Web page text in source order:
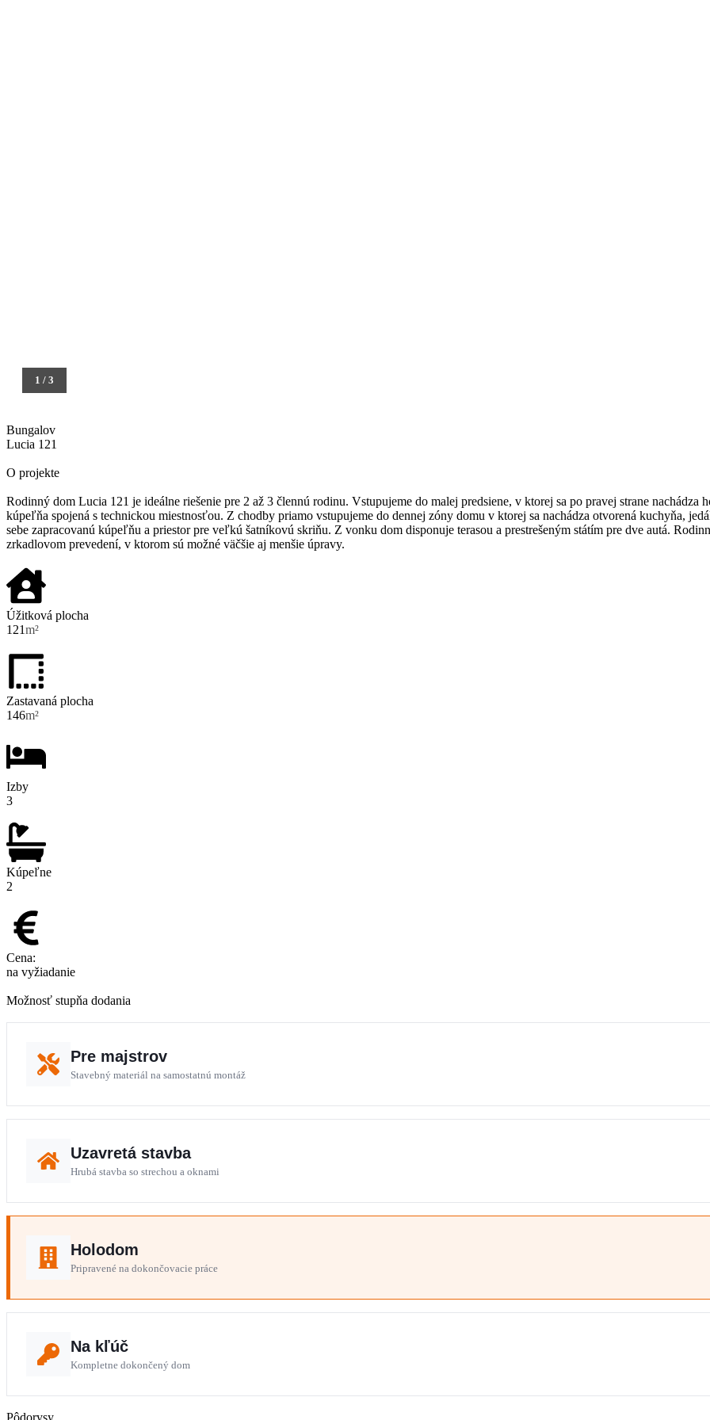
1 / 3
Bungalov
Lucia 121
O projekte
Rodinný dom Lucia 121 je ideálne riešenie pre 2 až 3 člennú rodinu. Vstupujeme do malej predsiene, v ktorej sa po pravej strane nachádza
kúpeľňa spojená s technickou miestnosťou. Z chodby priamo vstupujeme do dennej zóny domu v ktorej sa nachádza otvorená kuchyňa,
sebe zapracovanú kúpeľňu a priestor pre veľkú šatníkovú skriňu. Z vonku dom disponuje terasou a prestrešeným státím pre dve autá.
zrkadlovom prevedení, v ktorom sú možné väčšie aj menšie úpravy.
Úžitková plocha
121m²
Zastavaná plocha
146m²
Izby
3
Kúpeľne
2
Cena:
na vyžiadanie
Možnosť stupňa dodania
Pre majstrov
Stavebný materiál na samostatnú montáž
Uzavretá stavba
Hrubá stavba so strechou a oknami
Holodom
Pripravené na dokončovacie práce
Na kľúč
Kompletne dokončený dom
Pôdorysy